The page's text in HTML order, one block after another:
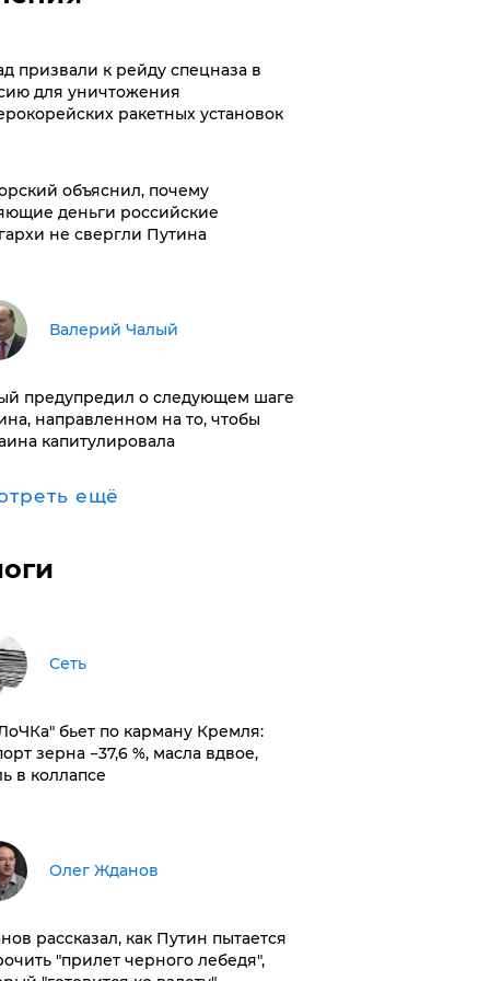
призвали к рейду спецназа в
для уничтожения
ракетных установок
объяснил, почему
деньги российские
не свергли Путина
Валерий Чалый
предупредил о следующем шаге
направленном на то, чтобы
капитулировала
ещё
Сеть
бьет по карману Кремля:
зерна −37,6 %, масла вдвое,
в коллапсе
Олег Жданов
рассказал, как Путин пытается
"прилет черного лебедя",